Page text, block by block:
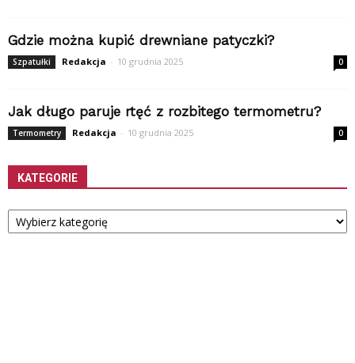
Gdzie można kupić drewniane patyczki?
Szpatułki Redakcja - 10 grudnia 2025 0
Jak długo paruje rtęć z rozbitego termometru?
Termometry Redakcja - 10 grudnia 2025 0
KATEGORIE
Kategorie